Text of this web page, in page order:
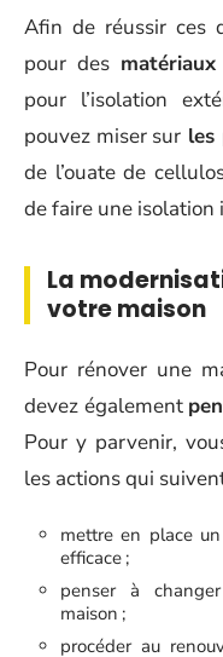
Afin de réussir ces
pour des
pour l’isolation
pouvez miser sur les
de l’ouate de
de faire une isolation
La
votre maison
Pour rénover une
devez également
Pour y parvenir,
les actions qui
mettre en place
efficace ;
penser à
maison ;
procéder au